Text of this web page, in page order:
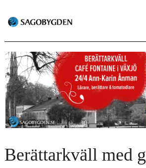
h
uBerättarkväll med